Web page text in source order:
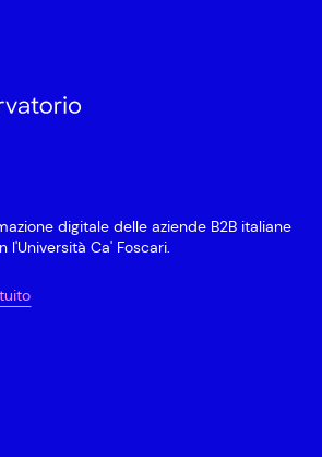
digitale delle aziende B2B italiane
l'Università Ca' Foscari.